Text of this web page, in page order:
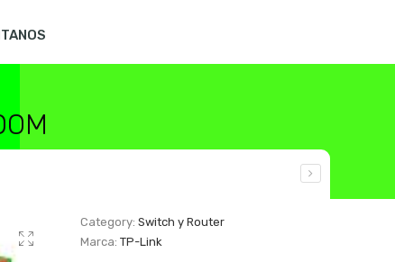
Category:Switch y Router
Marca:TP-Link